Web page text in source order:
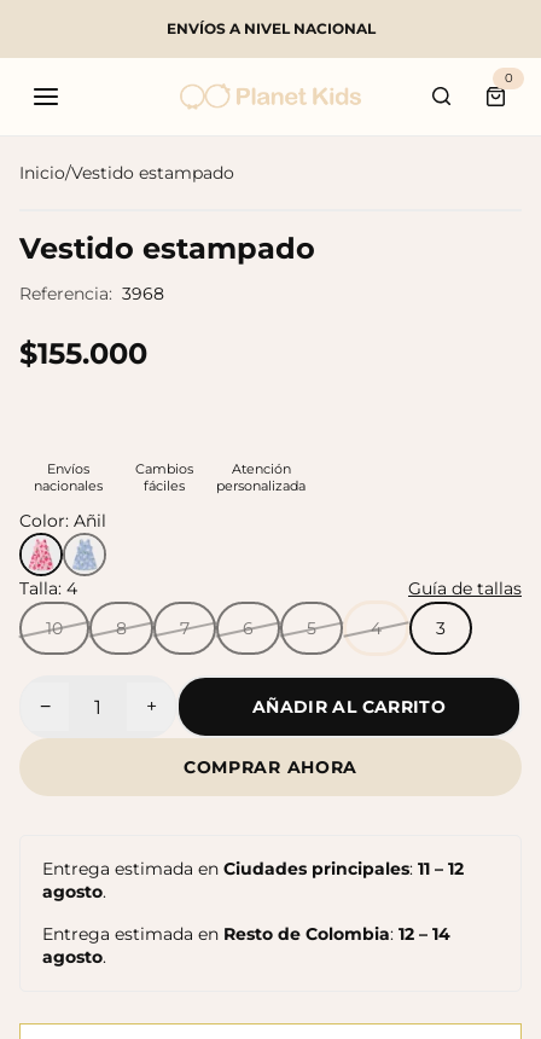
ENVÍOS A NIVEL NACIONAL
0
Inicio/Vestido estampado
Vestido estampado
Referencia: 3968
$155.000
Envíos
nacionales
Cambios
fáciles
Atención
personalizada
Color: Añil
Talla: 4
Guía de tallas
10
8 7 6 5 4 3
Cantidad
− + AÑADIR AL CARRITO
COMPRAR AHORA
Entrega estimada en Ciudades principales: 11 – 12
agosto.
Entrega estimada en Resto de Colombia: 12 – 14
agosto.
Buscar
Productos populares
Sandalias Maui MC
$140.000
Sandalias SUN
$140.000